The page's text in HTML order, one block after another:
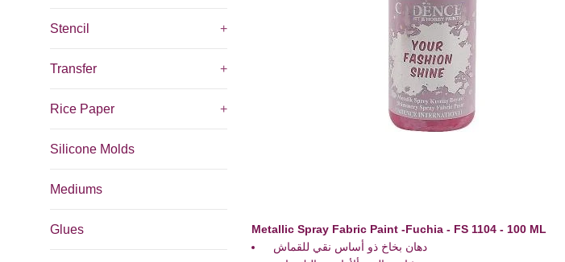
Stencil +
Transfer +
Rice Paper +
Silicone Molds
Mediums
Glues Metallic Spray Fabric Paint -Fuchia - FS 1104 - 100 ML
دهان بخاخ ذو أساس نقي للقماش